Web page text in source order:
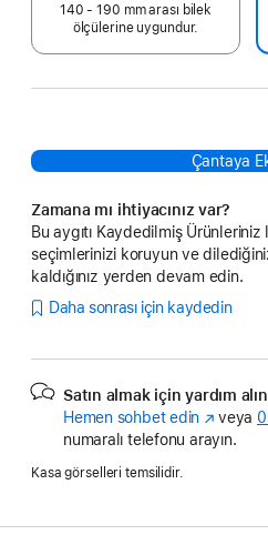
140 - 190 mm arası bilek
ölçülerine uygundur.
Çantaya
Zamana mı ihtiyacınız var?
Bu aygıtı Kaydedilmiş
seçimlerinizi koruyun ve
kaldığınız yerden devam edin.
Daha sonrası için kaydedin
Satın almak için yardım
Hemen sohbet edin (Yeni
pencerede
veya
numaralı telefonu arayın.
Kasa görselleri temsilidir.